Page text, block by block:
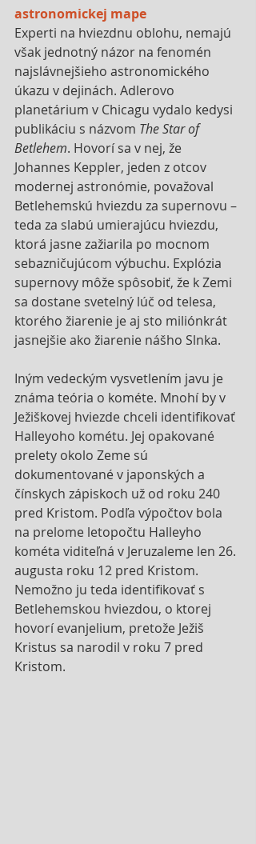
astronomickej mape
Experti na hviezdnu oblohu, nemajú
však jednotný názor na fenomén
najslávnejšieho astronomického
úkazu v dejinách. Adlerovo
planetárium v Chicagu vydalo kedysi
publikáciu s názvom The Star of
Betlehem. Hovorí sa v nej, že
Johannes Keppler, jeden z otcov
modernej astronómie, považoval
Betlehemskú hviezdu za supernovu –
teda za slabú umierajúcu hviezdu,
ktorá jasne zažiarila po mocnom
sebazničujúcom výbuchu. Explózia
supernovy môže spôsobiť, že k Zemi
sa dostane svetelný lúč od telesa,
ktorého žiarenie je aj sto miliónkrát
jasnejšie ako žiarenie nášho Slnka.
Iným vedeckým vysvetlením javu je
známa teória o kométe. Mnohí by v
Ježiškovej hviezde chceli identifikovať
Halleyoho kométu. Jej opakované
prelety okolo Zeme sú
dokumentované v japonských a
čínskych zápiskoch už od roku 240
pred Kristom. Podľa výpočtov bola
na prelome letopočtu Halleyho
kométa viditeľná v Jeruzaleme len 26.
augusta roku 12 pred Kristom.
Nemožno ju teda identifikovať s
Betlehemskou hviezdou, o ktorej
hovorí evanjelium, pretože Ježiš
Kristus sa narodil v roku 7 pred
Kristom.